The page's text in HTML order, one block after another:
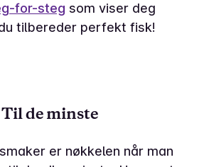
for-steg som viser deg
tilbereder perfekt fisk!
Til de minste
er nøkkelen når man